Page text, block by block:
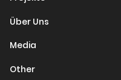
Über Uns
Media
Other